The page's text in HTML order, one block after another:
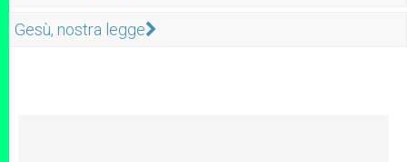
Gesù, nostra legge